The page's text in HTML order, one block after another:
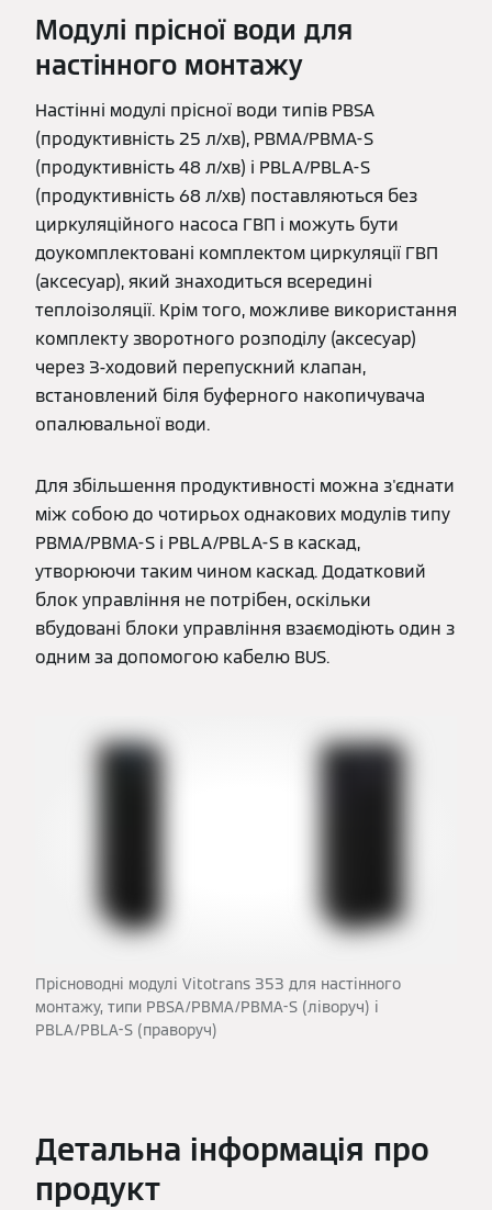
Модулі прісної води для
настінного монтажу
Настінні модулі прісної води типів PBSA
(продуктивність 25 л/хв), PBMA/PBMA-S
(продуктивність 48 л/хв) і PBLA/PBLA-S
(продуктивність 68 л/хв) поставляються без
циркуляційного насоса ГВП і можуть бути
доукомплектовані комплектом циркуляції ГВП
(аксесуар), який знаходиться всередині
теплоізоляції. Крім того, можливе використання
комплекту зворотного розподілу (аксесуар)
через 3-ходовий перепускний клапан,
встановлений біля буферного накопичувача
опалювальної води.
Для збільшення продуктивності можна з'єднати
між собою до чотирьох однакових модулів типу
PBMA/PBMA-S і PBLA/PBLA-S в каскад,
утворюючи таким чином каскад. Додатковий
блок управління не потрібен, оскільки
вбудовані блоки управління взаємодіють один з
одним за допомогою кабелю BUS.
Прісноводні модулі Vitotrans 353 для настінного
монтажу, типи PBSA/PBMA/PBMA-S (ліворуч) і
PBLA/PBLA-S (праворуч)
Детальна інформація про
продукт